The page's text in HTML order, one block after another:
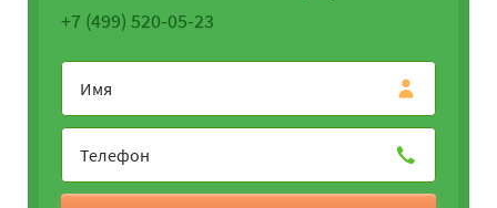
+7 (499) 520-05-23